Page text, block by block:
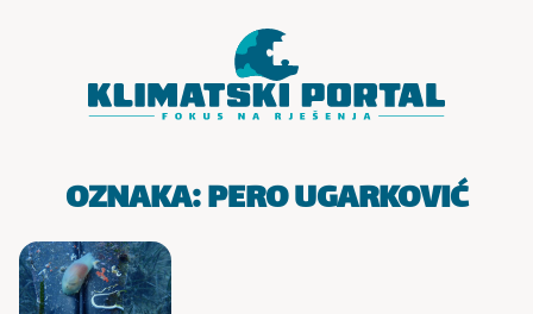
OZNAKA:PERO UGARKOVIĆ